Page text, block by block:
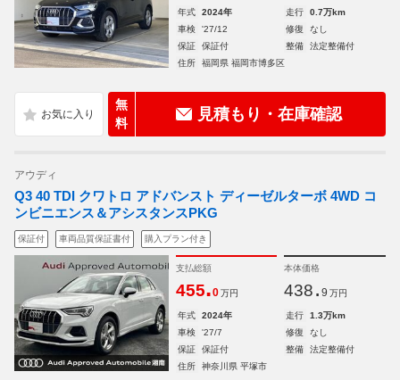
年式 2024年 走行
0.7万km
車検
'27/12 修復
なし
保証
保証付 整備
法定整備付
住所
福岡県 福岡市博多区
無
料
見積もり・在庫確認
アウディ
Q3 40 TDI クワトロ アドバンスト ディーゼルターボ 4WD コ
ンビニエンス＆アシスタンスPKG
保証付 車両品質保証書付 購入プラン付き
支払総額
455.0 万円
本体価格
438. 9 万円
年式 2024年 走行
1.3万km
車検
'27/7 修復
なし
保証
保証付 整備
法定整備付
住所
神奈川県 平塚市